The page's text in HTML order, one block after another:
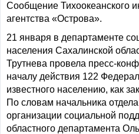
Сообщение Тихоокеанского
агентства «Острова».
21 января в департаменте
населения Сахалинской
Трутнева провела пресс-
началу действия 122
известного населению, как
По словам начальника
организации социальной
областного департамента